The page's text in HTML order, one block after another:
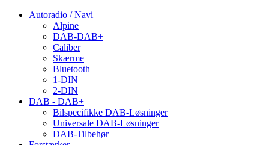
Autoradio / Navi
Alpine
DAB-DAB+
Caliber
Skærme
Bluetooth
1-DIN
2-DIN
DAB - DAB+
Bilspecifikke DAB-Løsninger
Universale DAB-Løsninger
DAB-Tilbehør